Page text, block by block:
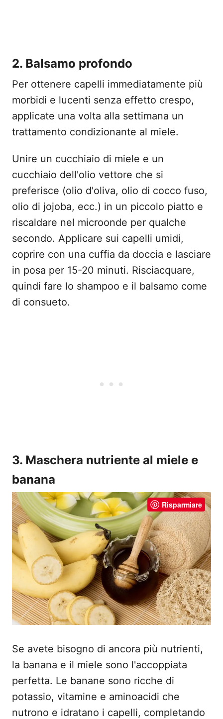
2. Balsamo profondo
Per ottenere capelli immediatamente più
morbidi e lucenti senza effetto crespo,
applicate una volta alla settimana un
trattamento condizionante al miele.
Unire un cucchiaio di miele e un
cucchiaio dell'olio vettore che si
preferisce (olio d'oliva, olio di cocco fuso,
olio di jojoba, ecc.) in un piccolo piatto e
riscaldare nel microonde per qualche
secondo. Applicare sui capelli umidi,
coprire con una cuffia da doccia e lasciare
in posa per 15-20 minuti. Risciacquare,
quindi fare lo shampoo e il balsamo come
di consueto.
3. Maschera nutriente al miele e
banana
Risparmiare
Se avete bisogno di ancora più nutrienti,
la banana e il miele sono l'accoppiata
perfetta. Le banane sono ricche di
potassio, vitamine e aminoacidi che
nutrono e idratano i capelli, completando